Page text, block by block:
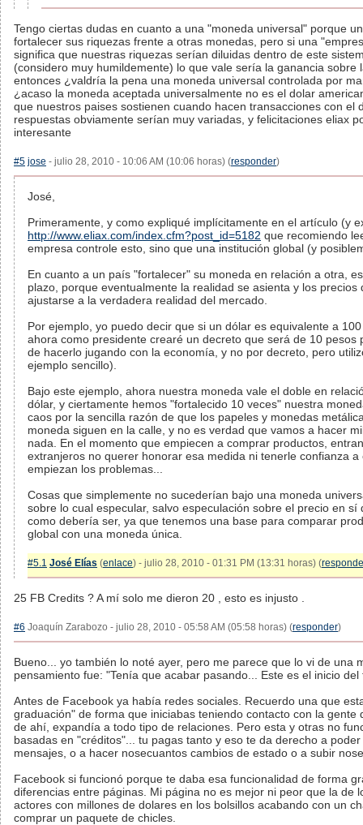
Tengo ciertas dudas en cuanto a una "moneda universal" porque
fortalecer sus riquezas frente a otras monedas, pero si una
significa que nuestras riquezas serían diluidas dentro de este
(considero muy humildemente) lo que vale sería la ganancia sobre
entonces ¿valdría la pena una moneda universal controlada por
¿acaso la moneda aceptada universalmente no es el dolar
que nuestros paises sostienen cuando hacen transacciones con el
respuestas obviamente serían muy variadas, y felicitaciones eliax
interesante
#5 jose - julio 28, 2010 - 10:06 AM (10:06 horas) (responder)
José,
Primeramente, y como expliqué implícitamente en el artículo (y
http://www.eliax.com/index.cfm?post_id=5182 que recomiendo
empresa controle esto, sino que una institución global (y
En cuanto a un país "fortalecer" su moneda en relación a otra,
plazo, porque eventualmente la realidad se asienta y los precios
ajustarse a la verdadera realidad del mercado.
Por ejemplo, yo puedo decir que si un dólar es equivalente a
ahora como presidente crearé un decreto que será de 10 pesos
de hacerlo jugando con la economía, y no por decreto, pero
ejemplo sencillo).
Bajo este ejemplo, ahora nuestra moneda vale el doble en
dólar, y ciertamente hemos "fortalecido 10 veces" nuestra
caos por la sencilla razón de que los papeles y monedas
moneda siguen en la calle, y no es verdad que vamos a hacer
nada. En el momento que empiecen a comprar productos,
extranjeros no querer honorar esa medida ni tenerle confianza
empiezan los problemas...
Cosas que simplemente no sucederían bajo una moneda
sobre lo cual especular, salvo especulación sobre el precio en sí
como debería ser, ya que tenemos una base para comparar
global con una moneda única.
#5.1 José Elías (enlace) - julio 28, 2010 - 01:31 PM (13:31 horas) (
25 FB Credits ? A mí solo me dieron 20 , esto es injusto .
#6 Joaquín Zarabozo - julio 28, 2010 - 05:58 AM (05:58 horas) (responder)
Bueno... yo también lo noté ayer, pero me parece que lo vi de una
pensamiento fue: "Tenía que acabar pasando... Este es el inicio
Antes de Facebook ya había redes sociales. Recuerdo una que
graduación" de forma que iniciabas teniendo contacto con la gente
de ahí, expandía a todo tipo de relaciones. Pero esta y otras no
basadas en "créditos"... tu pagas tanto y eso te da derecho a
mensajes, o a hacer nosecuantos cambios de estado o a subir
Facebook si funcionó porque te daba esa funcionalidad de forma
diferencias entre páginas. Mi página no es mejor ni peor que la de
actores con millones de dolares en los bolsillos acabando con un
comprar un paquete de chicles.